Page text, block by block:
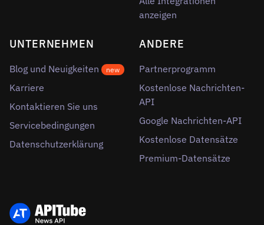
anzeigen
UNTERNEHMEN
Blog und Neuigkeiten new
Karriere
Kontaktieren Sie uns
Servicebedingungen
Datenschutzerklärung
ANDERE
Partnerprogramm
Kostenlose Nachrichten-
API
Google Nachrichten-API
Kostenlose Datensätze
Premium-Datensätze